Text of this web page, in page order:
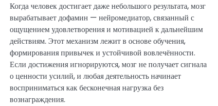
Когда человек достигает даже небольшого результата, мозг
вырабатывает дофамин — нейромедиатор, связанный с
ощущением удовлетворения и мотивацией к дальнейшим
действиям. Этот механизм лежит в основе обучения,
формирования привычек и устойчивой вовлечённости.
Если достижения игнорируются, мозг не получает сигнала
о ценности усилий, и любая деятельность начинает
восприниматься как бесконечная нагрузка без
вознаграждения.